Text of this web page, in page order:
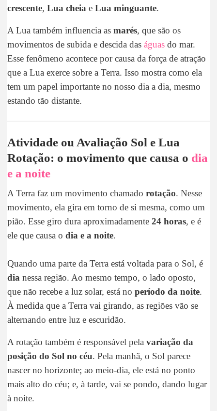
crescente, Lua cheia e Lua minguante.
A Lua também influencia as marés, que são os
movimentos de subida e descida das águas do mar.
Esse fenômeno acontece por causa da força de atração
que a Lua exerce sobre a Terra. Isso mostra como ela
tem um papel importante no nosso dia a dia, mesmo
estando tão distante.
Atividade ou Avaliação Sol e Lua
Rotação: o movimento que causa o dia
e a noite
A Terra faz um movimento chamado rotação. Nesse
movimento, ela gira em torno de si mesma, como um
pião. Esse giro dura aproximadamente 24 horas, e é
ele que causa o dia e a noite.
Quando uma parte da Terra está voltada para o Sol, é
dia nessa região. Ao mesmo tempo, o lado oposto,
que não recebe a luz solar, está no período da noite.
À medida que a Terra vai girando, as regiões vão se
alternando entre luz e escuridão.
A rotação também é responsável pela variação da
posição do Sol no céu. Pela manhã, o Sol parece
nascer no horizonte; ao meio-dia, ele está no ponto
mais alto do céu; e, à tarde, vai se pondo, dando lugar
à noite.